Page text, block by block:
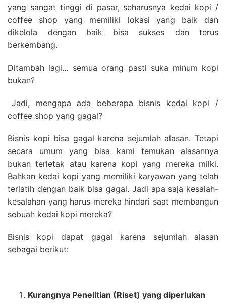
yang sangat tinggi di pasar, seharusnya kedai kopi /
coffee shop yang memiliki lokasi yang baik dan
dikelola dengan baik bisa sukses dan terus
berkembang.
Ditambah lagi… semua orang pasti suka minum kopi
bukan?
Jadi, mengapa ada beberapa bisnis kedai kopi /
coffee shop yang gagal?
Bisnis kopi bisa gagal karena sejumlah alasan. Tetapi
secara umum yang bisa kami temukan alasannya
bukan terletak atau karena kopi yang mereka milki.
Bahkan kedai kopi yang memiliki karyawan yang telah
terlatih dengan baik bisa gagal. Jadi apa saja kesalah-
kesalahan yang harus mereka hindari saat membangun
sebuah kedai kopi mereka?
Bisnis kopi dapat gagal karena sejumlah alasan
sebagai berikut:
Kurangnya Penelitian (Riset) yang diperlukan